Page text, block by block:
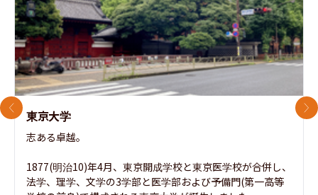
東京大学
志ある卓越。
1877(明治10)年4月、東京開成学校と東京医学校が合併し、
法学、理学、文学の3学部と医学部および予備門(第一高等
前のスライド 次